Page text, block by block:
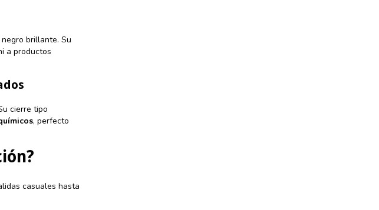
brillante. Su
a productos
cierre tipo
, perfecto
casuales hasta